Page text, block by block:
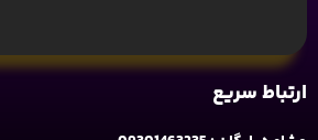
ارتباط سریع